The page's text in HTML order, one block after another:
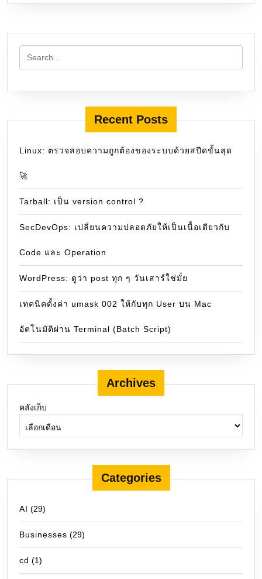
Recent Posts
Linux: ตรวจสอบความถูกต้องของระบบด้วยสปีดขั้นสุด
🚀
Tarball: เป็น version control ?
SecDevOps: เปลี่ยนความปลอดภัยให้เป็นเนื้อเดียวกับ
Code และ Operation
WordPress: ดูว่า post ทุก ๆ วันเสาร์ใช่มั๋ย
เทคนิคตั้งค่า umask 002 ให้กับทุก User บน Mac
อัตโนมัติผ่าน Terminal (Batch Script)
Archives
คลังเก็บ
Categories
AI (29)
Businesses (29)
cd (1)